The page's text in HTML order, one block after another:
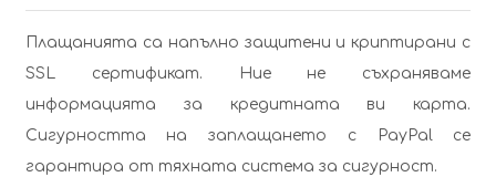
Плащанията са напълно защитени и криптирани с
SSL сертификат. Ние не съхраняваме
информацията за кредитната ви карта.
Сигурността на заплащането с PayPal се
гарантира от тяхната система за сигурност.